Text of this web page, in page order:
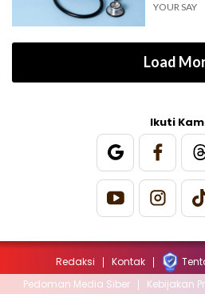
YOUR SAY
Load
Ikuti
Redaksi Kontak
Pedoman Media Siber
Kebijakan